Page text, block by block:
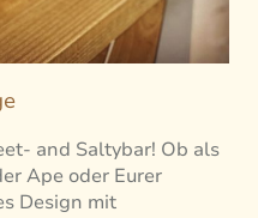
and Saltybar! Ob als
Ape oder Eurer
Design mit